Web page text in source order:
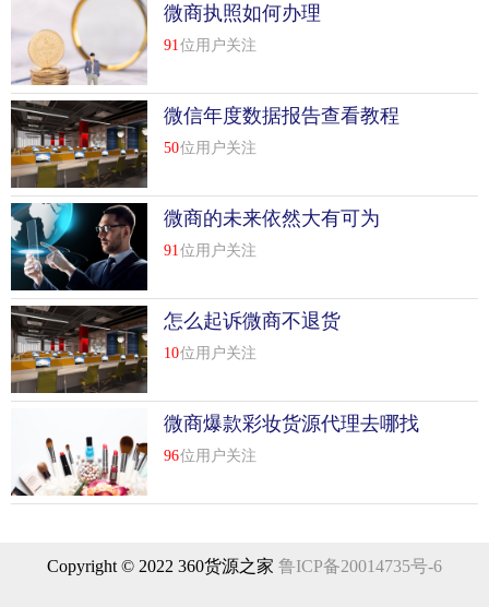
手机微商加好友，qq群导出法，严格来说，这不是技巧。而
微商，新手，既没有经验也没有方法，只有杵磨针的毅力才
能找到客户。发帖引流，这个有效直接，如何把找客户当成
微商，掌握发帖的本质，找到客户，加好友，不再是困扰你
的难题，当然做微商也没那么难。一个成功的微商如何赚
钱？“微商”的快速发展，其实和微信的发展直接相关。毕竟
微信的用户量对我们来说是巨大的，是一个非常适合发展电
子商务和推广产品的平台。
低，操作简单。
微商执照如何办理
91 位用户关注
微信年度数据报告查看教程
50位用户关注
微商的未来依然大有可为
91 位用户关注
怎么起诉微商不退货
10位用户关注
微商爆款彩妆货源代理去哪找
货源
96位用户关注
Copyright © 2022 360货源之家 鲁ICP备20014735号-6